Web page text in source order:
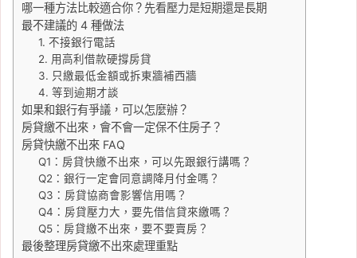
哪一種方法比較適合你？先看壓力是短期還是長期
最不建議的 4 種做法
1. 不接銀行電話
2. 用高利借款硬撐房貸
3. 只繳最低金額或拆東牆補西牆
4. 等到逾期才談
如果和銀行有爭議，可以怎麼辦？
房貸繳不出來，會不會一定保不住房子？
房貸快繳不出來 FAQ
Q1：房貸快繳不出來，可以先跟銀行講嗎？
Q2：銀行一定會同意調降月付金嗎？
Q3：房貸協商會影響信用嗎？
Q4：房貸壓力大，要先借信貸來繳嗎？
Q5：房貸繳不出來，要不要賣房？
最後整理房貸繳不出來處理重點